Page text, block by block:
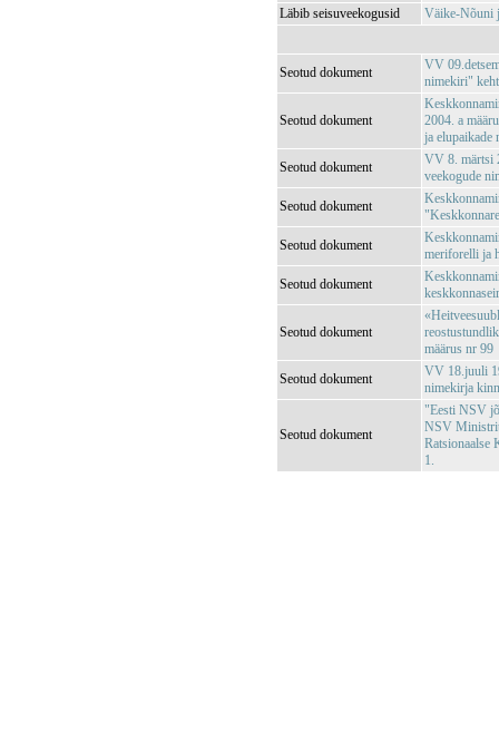
Läbib seisuveekogusid
Väike-Nõuni
Seotud dokument
VV
nimekiri"
Seotud dokument
2004. a
ja elupaikade
Seotud dokument
VV 8. märtsi
veekogude
Seotud dokument
Seotud dokument
meriforelli ja
Seotud dokument
Seotud dokument
määrus nr 99
Seotud dokument
VV 18.juuli
nimekirja
Seotud dokument
"Eesti NSV
NSV
Ratsionaalse
1.